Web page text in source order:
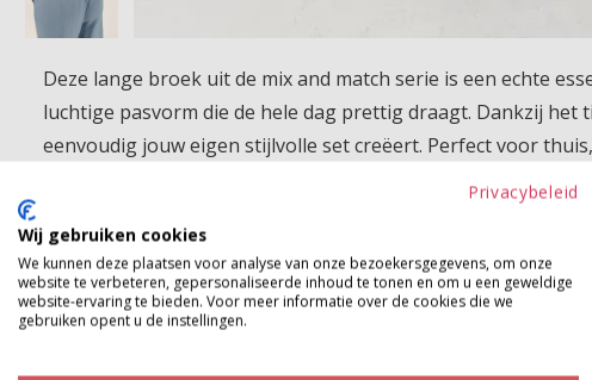
Deze lange broek uit de mix and match serie is een echte
luchtige pasvorm die de hele dag prettig draagt. Dankzij
eenvoudig jouw eigen stijlvolle set creëert. Perfect voor
Product kenmerken
Betaalinformatie
Privacybeleid
Wij gebruiken cookies
We kunnen deze plaatsen voor analyse van onze bezoekersgegevens, om onze
website te verbeteren, gepersonaliseerde inhoud te tonen en om u een geweldige
website-ervaring te bieden. Voor meer informatie over de cookies die we
gebruiken opent u de instellingen.